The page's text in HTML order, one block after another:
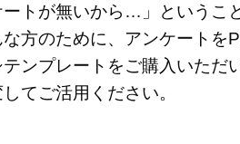
ートが無いから…」というこ
な方のために、アンケートを
ンプレートをご購入いただ
てご活用ください。